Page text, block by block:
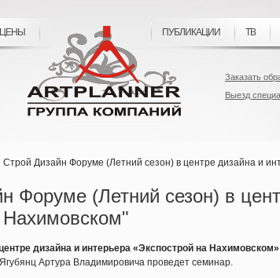
ЦЕНЫ ПУБЛИКАЦИИ ТВ
Заказать
Выезд
Дизайн Форуме (Летний сезон) в центре дизайна и
Форуме (Летний сезон) в
Нахимовском"
дизайна и интерьера «Экспострой на
Артура Владимировича проведет семинар.